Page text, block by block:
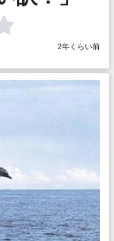
2年くらい前